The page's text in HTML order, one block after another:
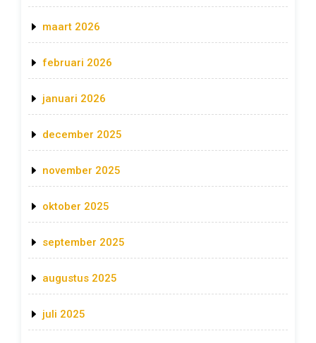
maart 2026
februari 2026
januari 2026
december 2025
november 2025
oktober 2025
september 2025
augustus 2025
juli 2025